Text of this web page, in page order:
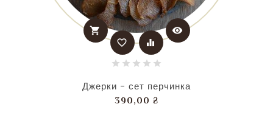
shopping_cart
favorite_border
equalizer
visibility
Джерки - сет перчинка
390,00 ₴